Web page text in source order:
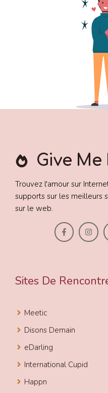
Give Me
Trouvez l'amour sur
supports sur les meilleurs
sur le web.
Sites De
Meetic
Disons Demain
eDarling
International Cupid
Happn